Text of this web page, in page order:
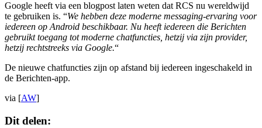
Google heeft via een blogpost laten weten dat RCS nu wereldwijd
te gebruiken is. “We hebben deze moderne messaging-ervaring voor
iedereen op Android beschikbaar. Nu heeft iedereen die Berichten
gebruikt toegang tot moderne chatfuncties, hetzij via zijn provider,
hetzij rechtstreeks via Google.“
De nieuwe chatfuncties zijn op afstand bij iedereen ingeschakeld in
de Berichten-app.
via [AW]
Dit delen: